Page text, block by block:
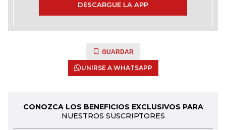
DESCARGUE LA APP
GUARDAR
UNIRSE A WHATSAPP
CONOZCA LOS BENEFICIOS EXCLUSIVOS PARA
NUESTROS SUSCRIPTORES